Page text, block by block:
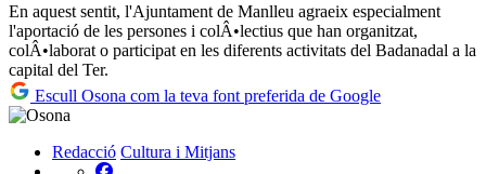
En aquest sentit, l'Ajuntament de Manlleu agraeix especialment
l'aportació de les persones i colÂ•lectius que han organitzat,
colÂ•laborat o participat en les diferents activitats del Badanadal a la
capital del Ter.
Escull Osona com la teva font preferida de Google
Redacció Cultura i Mitjans